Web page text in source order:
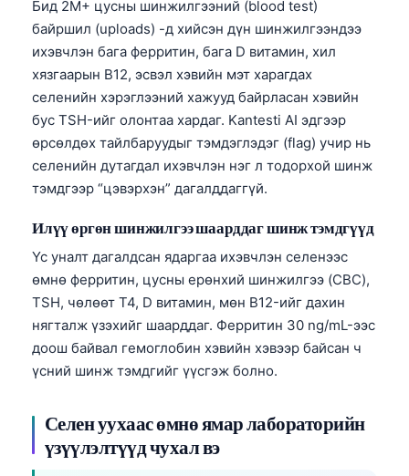
Бид 2M+ цусны шинжилгээний (blood test)
байршил (uploads) -д хийсэн дүн шинжилгээндээ
ихэвчлэн бага ферритин, бага D витамин, хил
хязгаарын B12, эсвэл хэвийн мэт харагдах
селенийн хэрэглээний хажууд байрласан хэвийн
бус TSH-ийг олонтаа хардаг. Kantesti AI эдгээр
өрсөлдөх тайлбаруудыг тэмдэглэдэг (flag) учир нь
селенийн дутагдал ихэвчлэн нэг л тодорхой шинж
тэмдгээр “цэвэрхэн” дагалддаггүй.
Илүү өргөн шинжилгээ шаарддаг шинж тэмдгүүд
Үс уналт дагалдсан ядаргаа ихэвчлэн селенээс
өмнө ферритин, цусны ерөнхий шинжилгээ (CBC),
TSH, чөлөөт T4, D витамин, мөн B12-ийг дахин
нягталж үзэхийг шаарддаг. Ферритин 30 ng/mL-ээс
доош байвал гемоглобин хэвийн хэвээр байсан ч
үсний шинж тэмдгийг үүсгэж болно.
Селен уухаас өмнө ямар лабораторийн
үзүүлэлтүүд чухал вэ
Occitan
العربية المغربية
ພາສາລາວ
Basa Jawa
Cebuano
ئۇيغۇرچە
Беларуская мова
Frysk
Ślōnskŏ gŏdka
Norsk bokmål